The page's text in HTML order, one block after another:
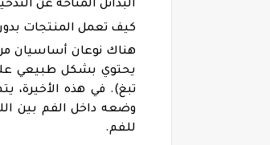
البدائل المتاحة عن
كيف تعمل المنتجات
هناك نوعان أساسيان
يحتوي بشكل طبيعي على
تبغ). في هذه الأخيرة،
وضعه داخل الفم بين
للفم.